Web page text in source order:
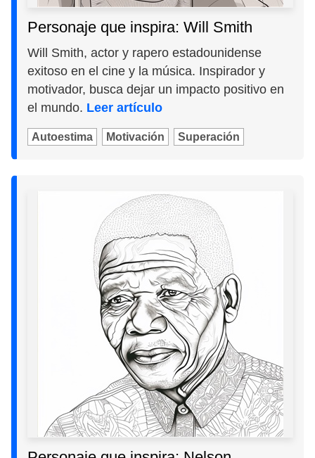
Personaje que inspira: Will Smith
Will Smith, actor y rapero estadounidense
exitoso en el cine y la música. Inspirador y
motivador, busca dejar un impacto positivo en
el mundo. Leer artículo
Autoestima Motivación Superación